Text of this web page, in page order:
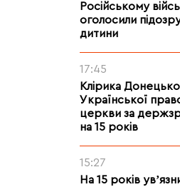
Російському
оголосили
дитини
17:45
Клірика
Української
церкви за
на 15 років
15:27
На 15 років